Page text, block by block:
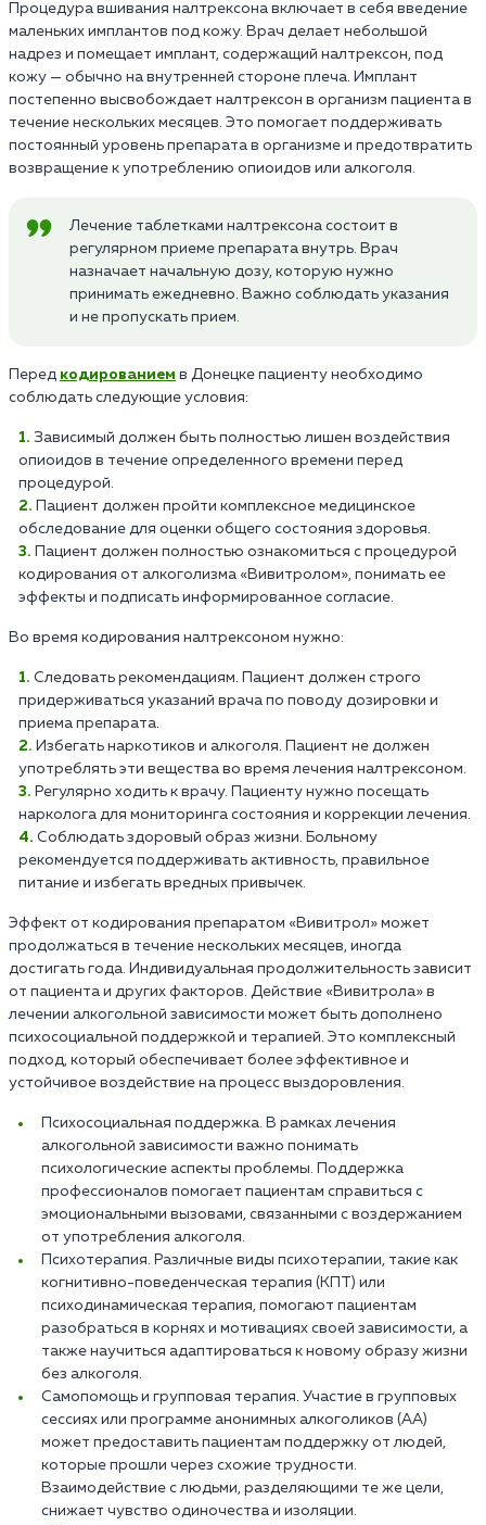
Процедура вшивания налтрексона включает в себя введение
маленьких имплантов под кожу. Врач делает небольшой
надрез и помещает имплант, содержащий налтрексон, под
кожу — обычно на внутренней стороне плеча. Имплант
постепенно высвобождает налтрексон в организм пациента в
течение нескольких месяцев. Это помогает поддерживать
постоянный уровень препарата в организме и предотвратить
возвращение к употреблению опиоидов или алкоголя.
Лечение таблетками налтрексона состоит в
регулярном приеме препарата внутрь. Врач
назначает начальную дозу, которую нужно
принимать ежедневно. Важно соблюдать указания
и не пропускать прием.
Перед кодированием в Донецке пациенту необходимо
соблюдать следующие условия:
Зависимый должен быть полностью лишен воздействия
опиоидов в течение определенного времени перед
процедурой.
Пациент должен пройти комплексное медицинское
обследование для оценки общего состояния здоровья.
Пациент должен полностью ознакомиться с процедурой
кодирования от алкоголизма «Вивитролом», понимать ее
эффекты и подписать информированное согласие.
Во время кодирования налтрексоном нужно:
Следовать рекомендациям. Пациент должен строго
придерживаться указаний врача по поводу дозировки и
приема препарата.
Избегать наркотиков и алкоголя. Пациент не должен
употреблять эти вещества во время лечения налтрексоном.
Регулярно ходить к врачу. Пациенту нужно посещать
нарколога для мониторинга состояния и коррекции лечения.
Соблюдать здоровый образ жизни. Больному
рекомендуется поддерживать активность, правильное
питание и избегать вредных привычек.
Эффект от кодирования препаратом «Вивитрол» может
продолжаться в течение нескольких месяцев, иногда
достигать года. Индивидуальная продолжительность зависит
от пациента и других факторов. Действие «Вивитрола» в
лечении алкогольной зависимости может быть дополнено
психосоциальной поддержкой и терапией. Это комплексный
подход, который обеспечивает более эффективное и
устойчивое воздействие на процесс выздоровления.
Психосоциальная поддержка. В рамках лечения
алкогольной зависимости важно понимать
психологические аспекты проблемы. Поддержка
профессионалов помогает пациентам справиться с
эмоциональными вызовами, связанными с воздержанием
от употребления алкоголя.
Психотерапия. Различные виды психотерапии, такие как
когнитивно-поведенческая терапия (КПТ) или
психодинамическая терапия, помогают пациентам
разобраться в корнях и мотивациях своей зависимости, а
также научиться адаптироваться к новому образу жизни
без алкоголя.
Самопомощь и групповая терапия. Участие в групповых
сессиях или программе анонимных алкоголиков (АА)
может предоставить пациентам поддержку от людей,
которые прошли через схожие трудности.
Взаимодействие с людьми, разделяющими те же цели,
снижает чувство одиночества и изоляции.